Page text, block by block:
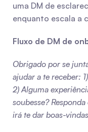
uma DM de
enquanto escala a
Fluxo de DM de
Obrigado por se
ajudar a te receber:
2) Alguma
soubesse?
irá te dar boas-